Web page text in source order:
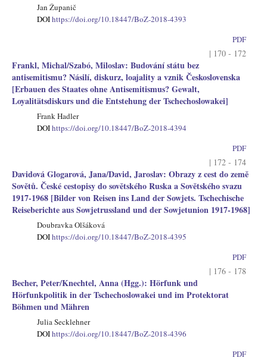
Jan Županič
DOIhttps://doi.org/10.18447/BoZ-2018-4393
PDF
| 170 - 172
Frankl, Michal/Szabó, Miloslav: Budování státu bez
antisemitismu? Násilí, diskurz, loajality a vznik Československa
[Erbauen des Staates ohne Antisemitismus? Gewalt,
Loyalitätsdiskurs und die Entstehung der Tschechoslowakei]
Frank Hadler
DOIhttps://doi.org/10.18447/BoZ-2018-4394
PDF
| 172 - 174
Davidová Glogarová, Jana/David, Jaroslav: Obrazy z cest do země
Sovětů. České cestopisy do sovětského Ruska a Sovětského svazu
1917-1968 [Bilder von Reisen ins Land der Sowjets. Tschechische
Reiseberichte aus Sowjetrussland und der Sowjetunion 1917-1968]
Doubravka Olšáková
DOIhttps://doi.org/10.18447/BoZ-2018-4395
PDF
| 176 - 178
Becher, Peter/Knechtel, Anna (Hgg.): Hörfunk und
Hörfunkpolitik in der Tschechoslowakei und im Protektorat
Böhmen und Mähren
Julia Secklehner
DOIhttps://doi.org/10.18447/BoZ-2018-4396
PDF